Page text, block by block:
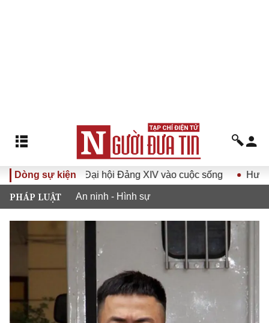
Dòng sự kiện
quyết Đại hội Đảng XIV vào cuộc sống Hướng tới Đại
PHÁP LUẬT An ninh - Hình sự